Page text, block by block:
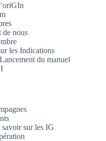
de nous
les Indications
du manuel
sur les IG